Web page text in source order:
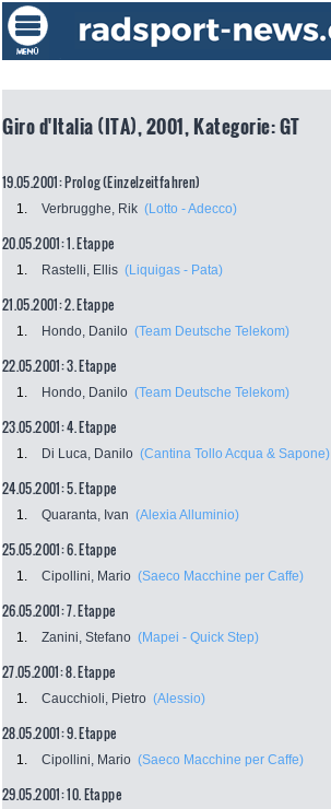
Giro d'Italia (ITA), 2001, Kategorie: GT
19.05.2001: Prolog (Einzelzeitfahren)
1. Verbrugghe, Rik (Lotto - Adecco)
20.05.2001: 1. Etappe
1. Rastelli, Ellis (Liquigas - Pata)
21.05.2001: 2. Etappe
1. Hondo, Danilo (Team Deutsche Telekom)
22.05.2001: 3. Etappe
1. Hondo, Danilo (Team Deutsche Telekom)
23.05.2001: 4. Etappe
1. Di Luca, Danilo (Cantina Tollo Acqua & Sapone)
24.05.2001: 5. Etappe
1. Quaranta, Ivan (Alexia Alluminio)
25.05.2001: 6. Etappe
1. Cipollini, Mario (Saeco Macchine per Caffe)
26.05.2001: 7. Etappe
1. Zanini, Stefano (Mapei - Quick Step)
27.05.2001: 8. Etappe
1. Caucchioli, Pietro (Alessio)
28.05.2001: 9. Etappe
1. Cipollini, Mario (Saeco Macchine per Caffe)
29.05.2001: 10. Etappe